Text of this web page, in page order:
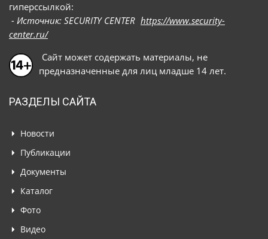
гиперссылкой:
- Источник: SECURITY CENTER https://www.security-
center.ru/
Сайт может содержать материалы, не
предназначенные для лиц младше 14 лет.
РАЗДЕЛЫ САЙТА
Новости
Публикации
Документы
Каталог
Фото
Видео